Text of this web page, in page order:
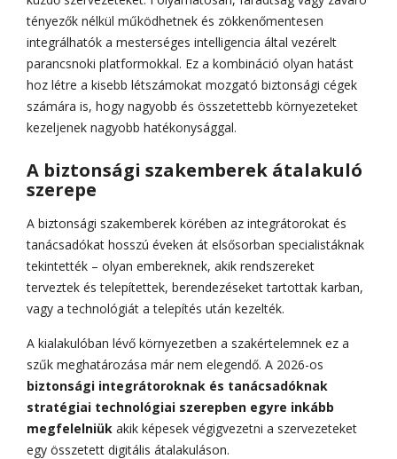
tényezők nélkül működhetnek és zökkenőmentesen
integrálhatók a mesterséges intelligencia által vezérelt
parancsnoki platformokkal. Ez a kombináció olyan hatást
hoz létre a kisebb létszámokat mozgató biztonsági cégek
számára is, hogy nagyobb és összetettebb környezeteket
kezeljenek nagyobb hatékonysággal.
A biztonsági szakemberek átalakuló
szerepe
A biztonsági szakemberek körében az integrátorokat és
tanácsadókat hosszú éveken át elsősorban specialistáknak
tekintették – olyan embereknek, akik rendszereket
terveztek és telepítettek, berendezéseket tartottak karban,
vagy a technológiát a telepítés után kezelték.
A kialakulóban lévő környezetben a szakértelemnek ez a
szűk meghatározása már nem elegendő. A 2026-os
biztonsági integrátoroknak és tanácsadóknak
stratégiai technológiai szerepben egyre inkább
megfelelniük akik képesek végigvezetni a szervezeteket
egy összetett digitális átalakuláson.